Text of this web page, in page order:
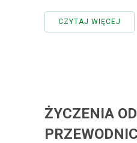
CZYTAJ WIĘCEJ
ŻYCZENIA OD